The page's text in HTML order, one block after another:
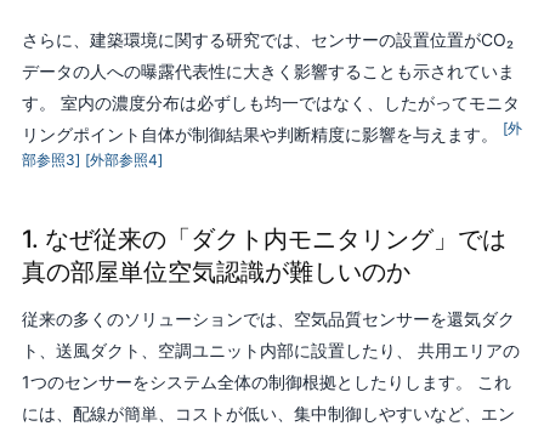
さらに、建築環境に関する研究では、センサーの設置位置がCO₂
データの人への曝露代表性に大きく影響することも示されていま
す。 室内の濃度分布は必ずしも均一ではなく、したがってモニタ
リングポイント自体が制御結果や判断精度に影響を与えます。
[外
部参照3] [外部参照4]
1. なぜ従来の「ダクト内モニタリング」では
真の部屋単位空気認識が難しいのか
従来の多くのソリューションでは、空気品質センサーを還気ダク
ト、送風ダクト、空調ユニット内部に設置したり、 共用エリアの
1つのセンサーをシステム全体の制御根拠としたりします。 これ
には、配線が簡単、コストが低い、集中制御しやすいなど、エン